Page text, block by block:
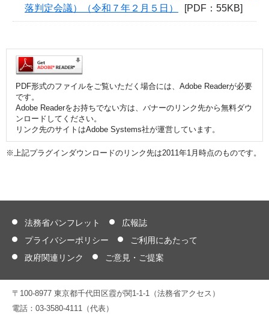
落判定会議）（令和７年２月５日）
[PDF：55KB]
PDF形式のファイルをご覧いただく場合には、Adobe Readerが必要
です。
Adobe Readerをお持ちでない方は、バナーのリンク先から無料ダウ
ンロードしてください。
リンク先のサイトはAdobe Systems社が運営しています。
※上記プラグインダウンロードのリンク先は2011年1月時点のものです。
法務省パンフレット
広報誌
プライバシーポリシー
ご利用にあたって
政府関連リンク
ご意見・ご提案
〒100-8977 東京都千代田区霞が関1-1-1（法務省アクセス）
電話：03-3580-4111（代表）